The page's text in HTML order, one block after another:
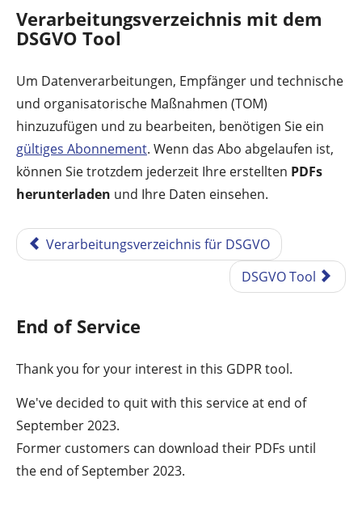
Verarbeitungsverzeichnis mit dem
DSGVO Tool
Um Datenverarbeitungen, Empfänger und technische
und organisatorische Maßnahmen (TOM)
hinzuzufügen und zu bearbeiten, benötigen Sie ein
gültiges Abonnement. Wenn das Abo abgelaufen ist,
können Sie trotzdem jederzeit Ihre erstellten PDFs
herunterladen und Ihre Daten einsehen.
Verarbeitungsverzeichnis für DSGVO
DSGVO Tool
End of Service
Thank you for your interest in this GDPR tool.
We've decided to quit with this service at end of
September 2023.
Former customers can download their PDFs until
the end of September 2023.